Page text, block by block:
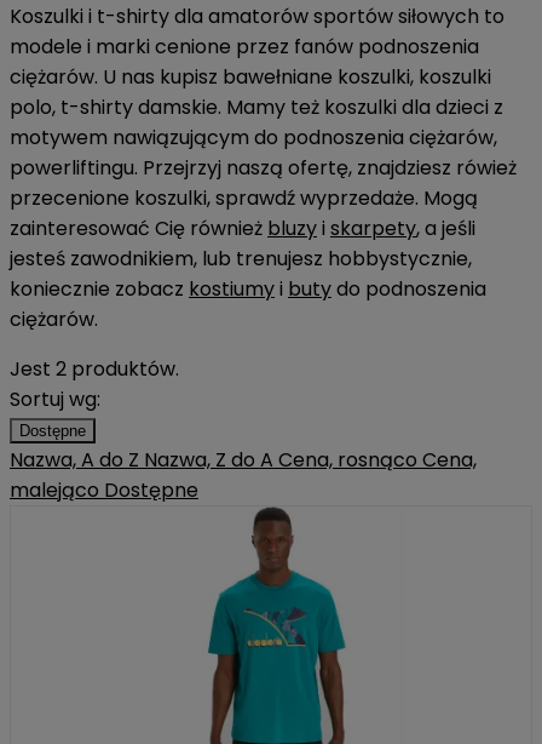
Koszulki i t-shirty dla amatorów sportów siłowych to
modele i marki cenione przez fanów podnoszenia
ciężarów. U nas kupisz bawełniane koszulki, koszulki
polo, t-shirty damskie. Mamy też koszulki dla dzieci z
motywem nawiązującym do podnoszenia ciężarów,
powerliftingu. Przejrzyj naszą ofertę, znajdziesz rówież
przecenione koszulki, sprawdź wyprzedaże. Mogą
zainteresować Cię również bluzyi skarpety, a jeśli
jesteś zawodnikiem, lub trenujesz hobbystycznie,
koniecznie zobacz kostiumyi butydo podnoszenia
ciężarów.
Jest 2 produktów.
Sortuj wg:
Dostępne
Nazwa, A do Z Nazwa, Z do A Cena, rosnąco Cena,
malejąco Dostępne